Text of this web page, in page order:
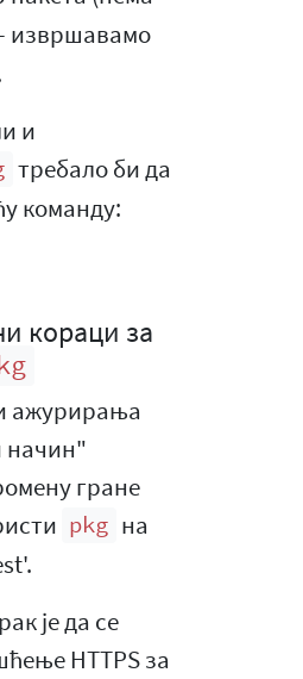
извршавамо
и
требало би да
команду:
кораци за
ажурирања
начин"
гране
pkg на
је да се
HTTPS за